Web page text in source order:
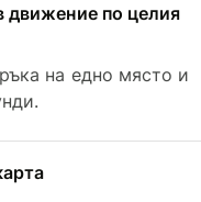
движение по целия
на едно място и